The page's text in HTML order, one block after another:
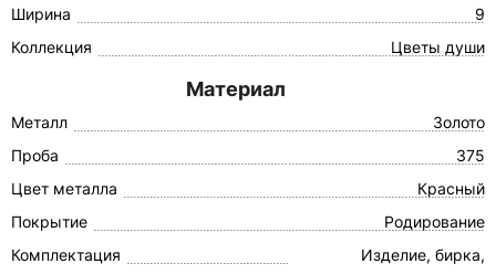
Ширина
9
Коллекция
Цветы души
Материал
Металл
Золото
Проба
375
Цвет металла
Красный
Покрытие
Родирование
Комплектация
Изделие, бирка,